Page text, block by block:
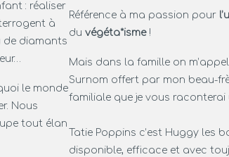
: réaliser
à
de diamants
le monde
Nous
tout élan
Référence à ma passion pour
du végéta*isme!
Mais dans la famille on
Surnom offert par mon beau-
familiale que je vous raconterai
Tatie Poppins c’est Huggy les
disponible, efficace et avec